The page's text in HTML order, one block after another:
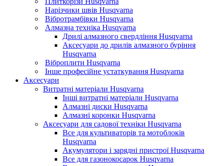
Нарізчики швів Husqvarna
Вібротрамбівки Husqvarna
Алмазна техніка Husqvarna
Дрилі алмазного свердління Husqvarna
Аксесуари до дрилів алмазного буріння
Husqvarna
Віброплити Husqvarna
Інше професійне устаткування Husqvarna
Аксесуари
Витратні матеріали Husqvarna
Інші витратні матеріали Husqvarna
Алмазні диски Husqvarna
Алмазні коронки Husqvarna
Аксесуари для садової техніки Husqvarna
Все для культиваторів та мотоблоків
Husqvarna
Акумулятори і зарядні пристрої Husqvarna
Все для газонокосарок Husqvarna